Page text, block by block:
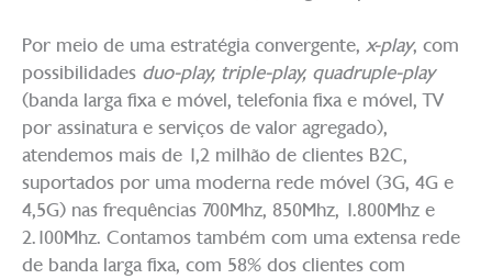
Por meio de uma estratégia convergente, x-play, com
possibilidades duo-play, triple-play, quadruple-play
(banda larga fixa e móvel, telefonia fixa e móvel, TV
por assinatura e serviços de valor agregado),
atendemos mais de 1,2 milhão de clientes B2C,
suportados por uma moderna rede móvel (3G, 4G e
4,5G) nas frequências 700Mhz, 850Mhz, 1.800Mhz e
2.100Mhz. Contamos também com uma extensa rede
de banda larga fixa, com 58% dos clientes com